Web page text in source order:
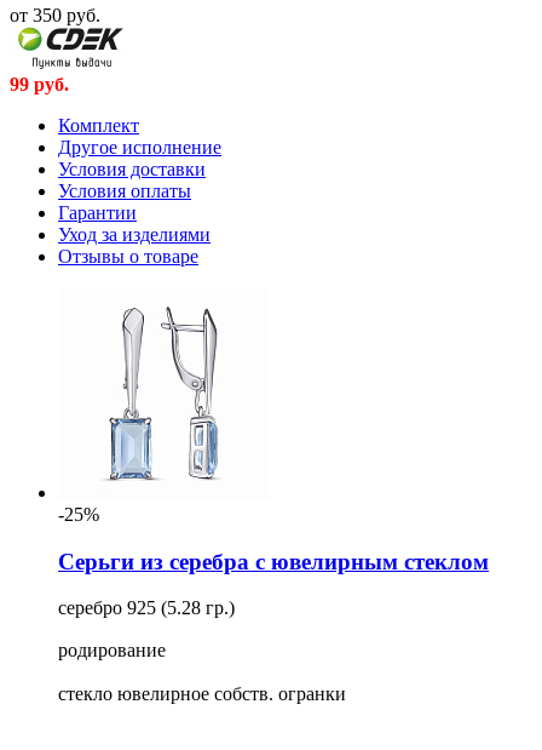
от 350 руб.
99 руб.
Комплект
Другое исполнение
Условия доставки
Условия оплаты
Гарантии
Уход за изделиями
Отзывы о товаре
-25%
Серьги из серебра с ювелирным стеклом
серебро 925 (5.28 гр.)
родирование
стекло ювелирное собств. огранки